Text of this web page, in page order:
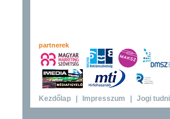
partnerek
Kezdőlap Impresszum Jogi